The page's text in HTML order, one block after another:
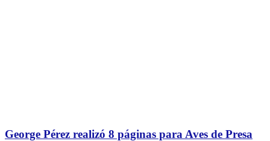
George Pérez realizó 8 páginas para Aves de Presa